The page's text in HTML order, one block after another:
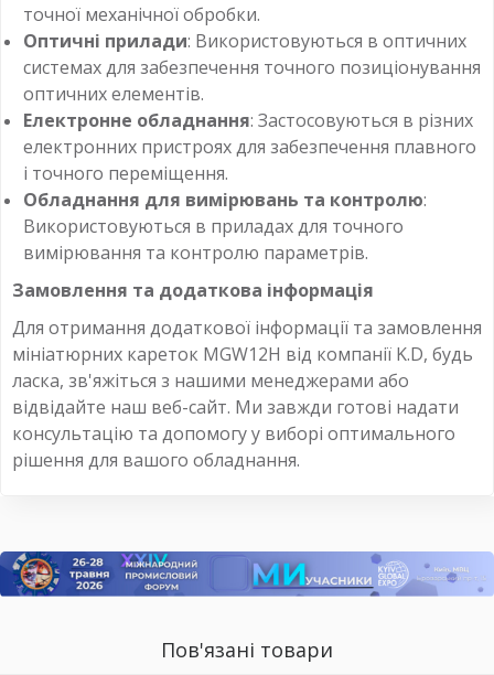
точної механічної обробки.
Оптичні прилади: Використовуються в оптичних
системах для забезпечення точного позиціонування
оптичних елементів.
Електронне обладнання: Застосовуються в різних
електронних пристроях для забезпечення плавного
і точного переміщення.
Обладнання для вимірювань та контролю:
Використовуються в приладах для точного
вимірювання та контролю параметрів.
Замовлення та додаткова інформація
Для отримання додаткової інформації та замовлення
мініатюрних кареток MGW12H від компанії K.D, будь
ласка, зв'яжіться з нашими менеджерами або
відвідайте наш веб-сайт. Ми завжди готові надати
консультацію та допомогу у виборі оптимального
рішення для вашого обладнання.
Пов'язані товари